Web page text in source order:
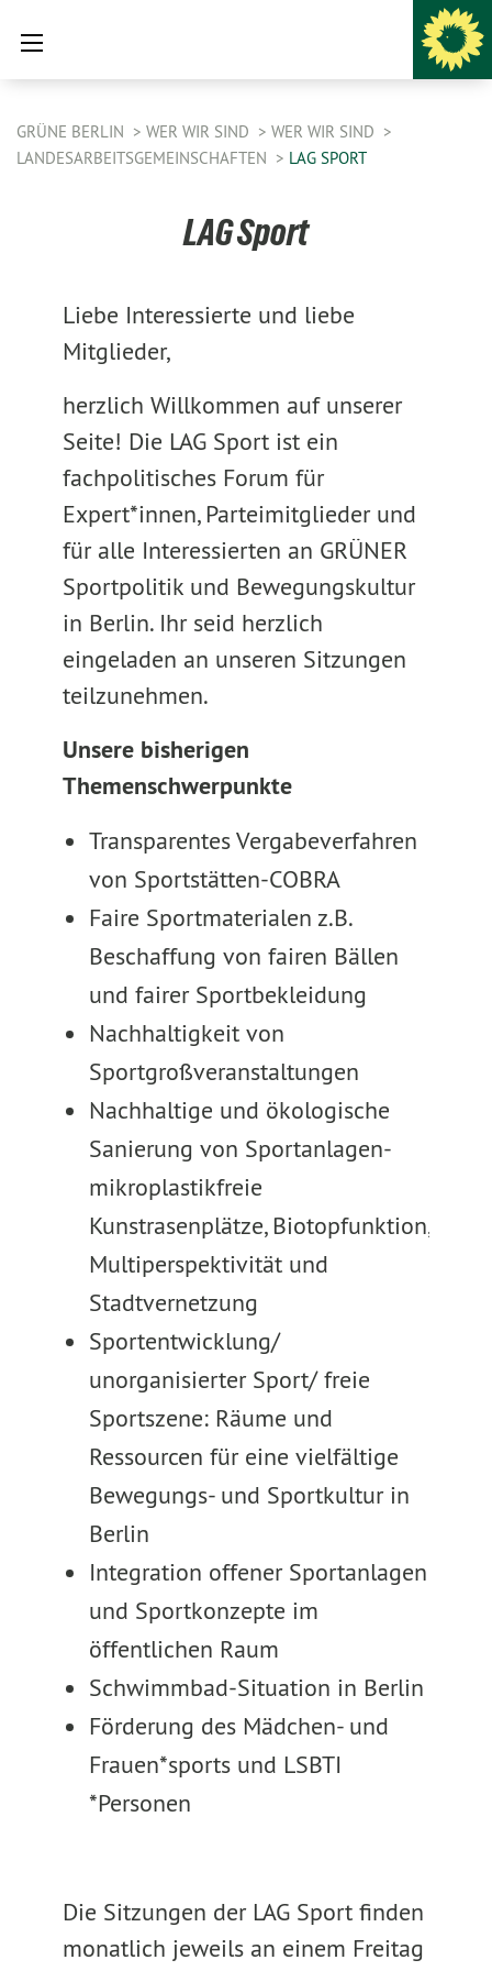
GRÜNE BERLIN WER WIR SIND
WER WIR SIND
LANDESARBEITSGEMEINSCHAFTEN
LAG SPORT
LAG Sport
Liebe Interessierte und liebe
Mitglieder,
herzlich Willkommen auf unserer
Seite! Die LAG Sport ist ein
fachpolitisches Forum für
Expert*innen, Parteimitglieder und
für alle Interessierten an GRÜNER
Sportpolitik und Bewegungskultur
in Berlin. Ihr seid herzlich
eingeladen an unseren Sitzungen
teilzunehmen.
Unsere bisherigen
Themenschwerpunkte
Transparentes Vergabeverfahren
von Sportstätten-COBRA
Faire Sportmaterialen z.B.
Beschaffung von fairen Bällen
und fairer Sportbekleidung
Nachhaltigkeit von
Sportgroßveranstaltungen
Nachhaltige und ökologische
Sanierung von Sportanlagen-
mikroplastikfreie
Kunstrasenplätze, Biotopfunktion,
Multiperspektivität und
Stadtvernetzung
Sportentwicklung/
unorganisierter Sport/ freie
Sportszene: Räume und
Ressourcen für eine vielfältige
Bewegungs- und Sportkultur in
Berlin
Integration offener Sportanlagen
und Sportkonzepte im
öffentlichen Raum
Schwimmbad-Situation in Berlin
Förderung des Mädchen- und
Frauen*sports und LSBTI
*Personen
Die Sitzungen der LAG Sport finden
monatlich jeweils an einem Freitag